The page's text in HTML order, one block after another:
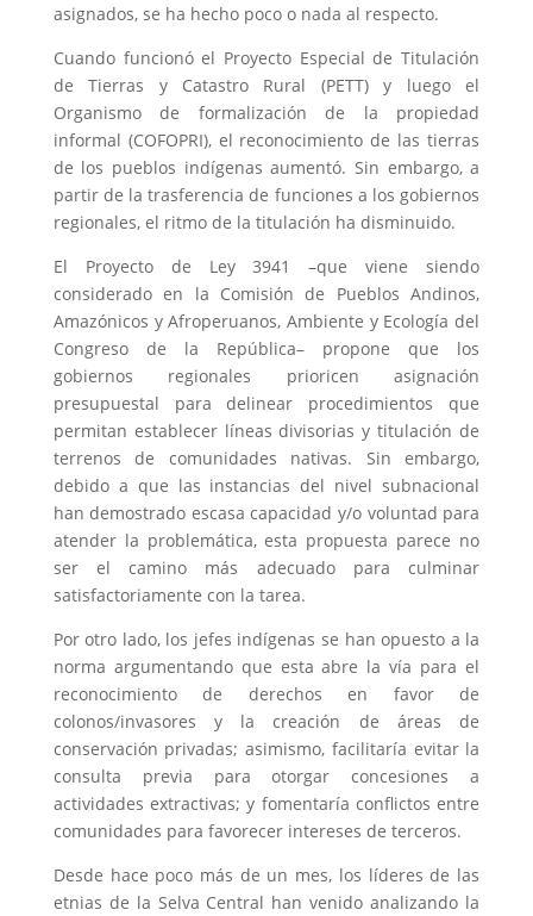
asignados, se ha hecho poco o nada al respecto.
Cuando funcionó el Proyecto Especial de Titulación
de Tierras y Catastro Rural (PETT) y luego el
Organismo de formalización de la propiedad
informal (COFOPRI), el reconocimiento de las tierras
de los pueblos indígenas aumentó. Sin embargo, a
partir de la trasferencia de funciones a los gobiernos
regionales, el ritmo de la titulación ha disminuido.
El Proyecto de Ley 3941 –que viene siendo
considerado en la Comisión de Pueblos Andinos,
Amazónicos y Afroperuanos, Ambiente y Ecología del
Congreso de la República– propone que los
gobiernos regionales prioricen asignación
presupuestal para delinear procedimientos que
permitan establecer líneas divisorias y titulación de
terrenos de comunidades nativas. Sin embargo,
debido a que las instancias del nivel subnacional
han demostrado escasa capacidad y/o voluntad para
atender la problemática, esta propuesta parece no
ser el camino más adecuado para culminar
satisfactoriamente con la tarea.
Por otro lado, los jefes indígenas se han opuesto a la
norma argumentando que esta abre la vía para el
reconocimiento de derechos en favor de
colonos/invasores y la creación de áreas de
conservación privadas; asimismo, facilitaría evitar la
consulta previa para otorgar concesiones a
actividades extractivas; y fomentaría conflictos entre
comunidades para favorecer intereses de terceros.
Desde hace poco más de un mes, los líderes de las
etnias de la Selva Central han venido analizando la